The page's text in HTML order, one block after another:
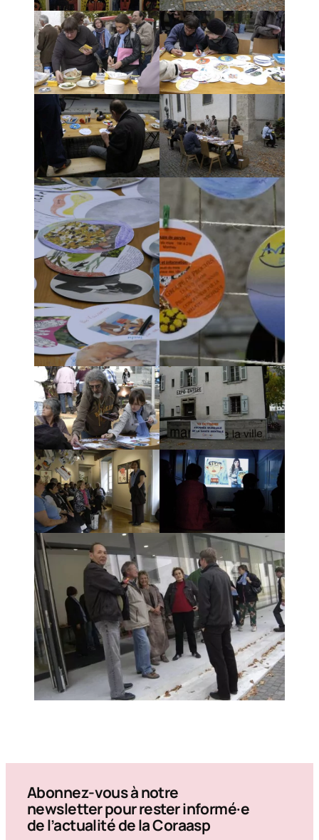
Abonnez-vous à notre
newsletter pour rester informé·e
de l’actualité de la Coraasp